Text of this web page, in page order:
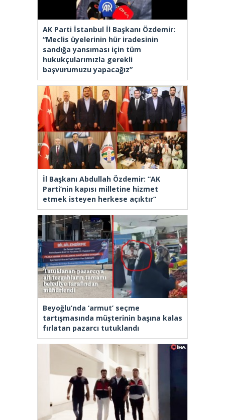
AK Parti İstanbul İl Başkanı Özdemir:
“Meclis üyelerinin hür iradesinin
sandığa yansıması için tüm
hukukçularımızla gerekli
başvurumuzu yapacağız”
İl Başkanı Abdullah Özdemir: “AK
Parti’nin kapısı milletine hizmet
etmek isteyen herkese açıktır”
Beyoğlu’nda ‘armut’ seçme
tartışmasında müşterinin başına kalas
fırlatan pazarcı tutuklandı